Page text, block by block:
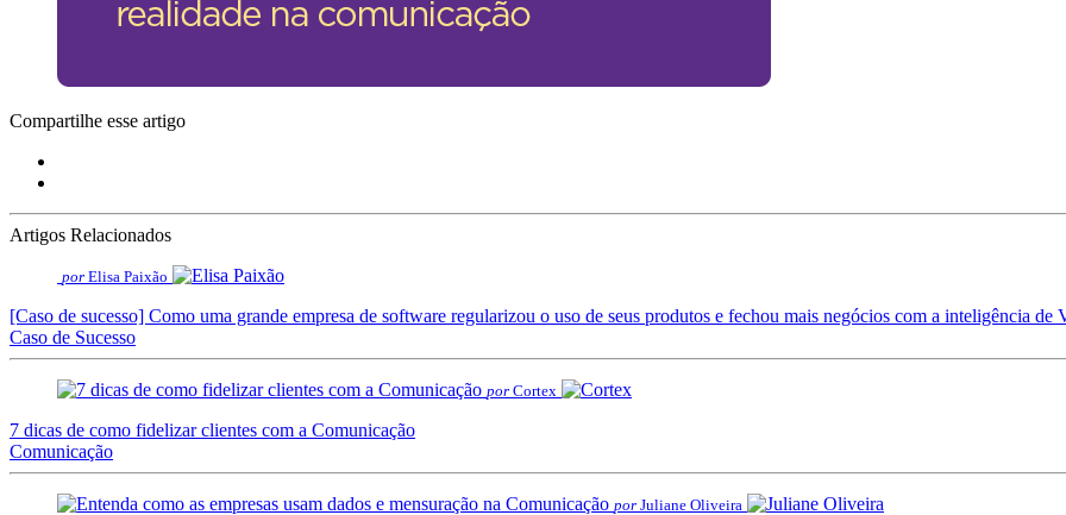
Compartilhe esse artigo
Artigos Relacionados
por Elisa Paixão
[Caso de sucesso] Como uma grande empresa de software regularizou o uso de seus produtos e fechou mais negócios com a inteligência de
Caso de Sucesso
por Cortex
7 dicas de como fidelizar clientes com a Comunicação
Comunicação
por Juliane Oliveira